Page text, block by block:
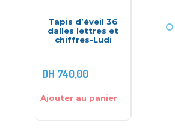
Tapis d’éveil 36
dalles lettres et
chiffres-Ludi
DH 740,00
Ajouter au panier
Bowling
–